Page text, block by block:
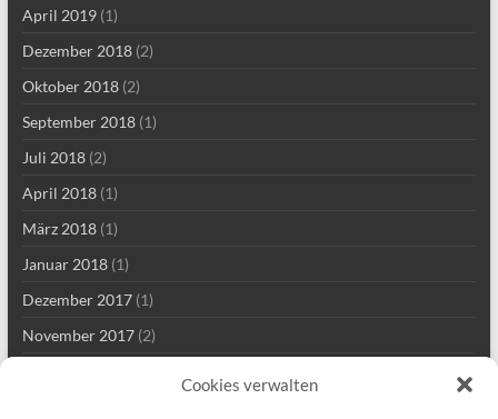
Cookies verwalten
April 2019(1)
Dezember 2018(2)
Oktober 2018(2)
September 2018(1)
Juli 2018(2)
April 2018(1)
März 2018(1)
Januar 2018(1)
Dezember 2017(1)
November 2017(2)